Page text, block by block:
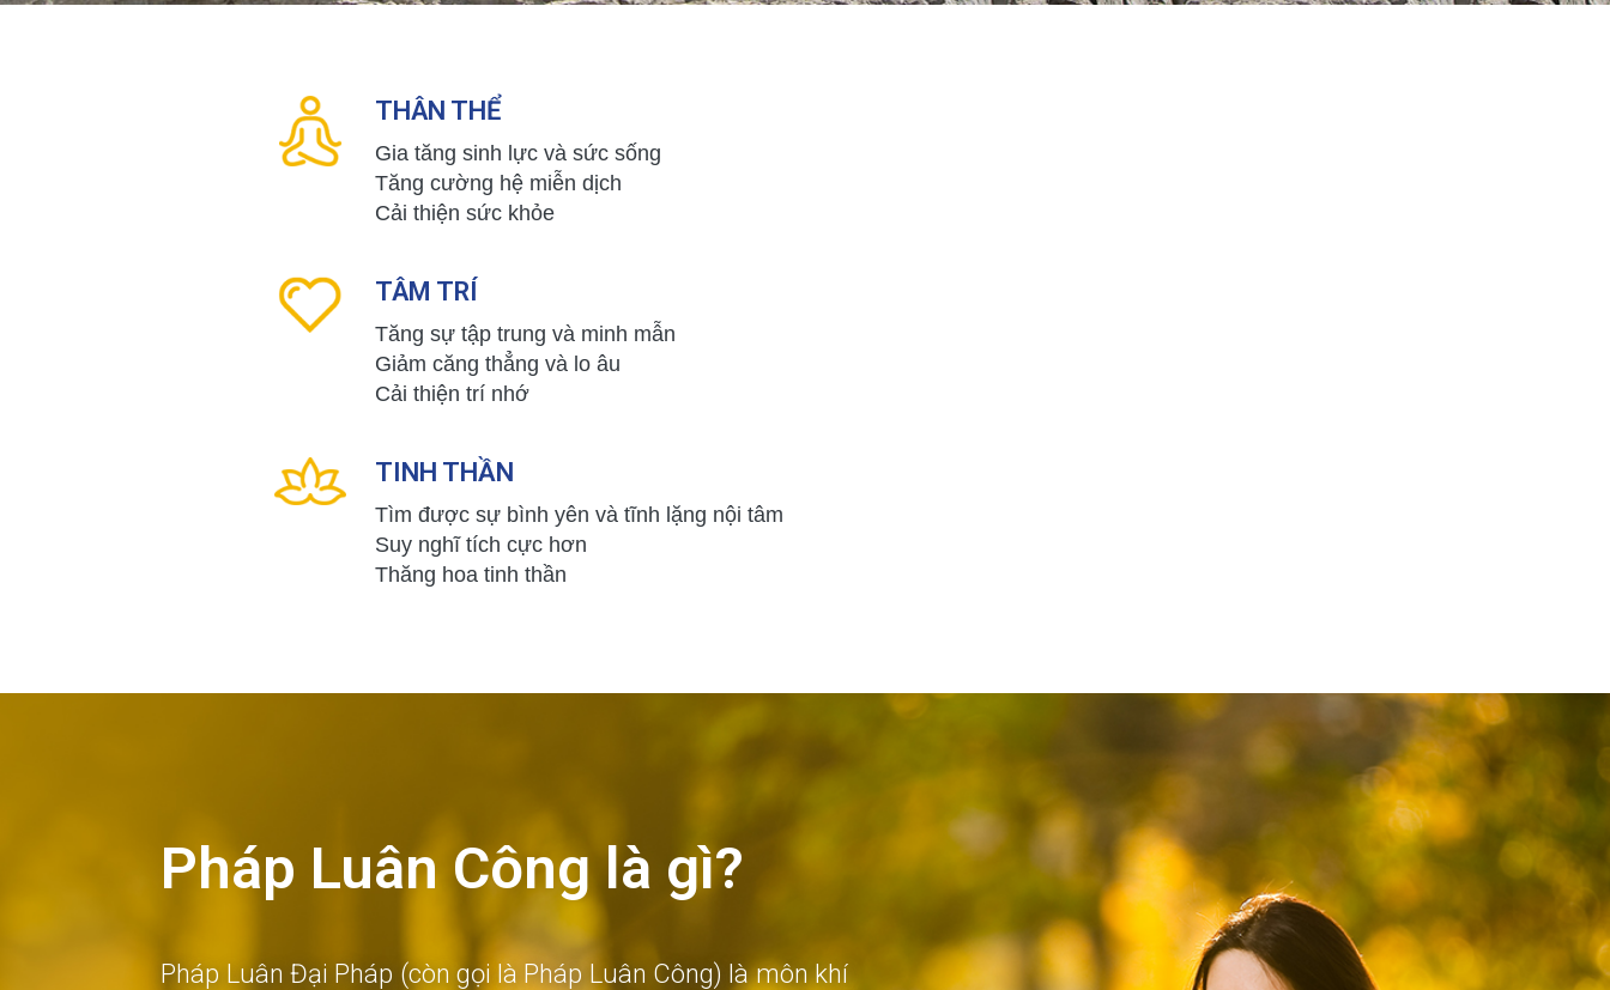
THÂN THỂ
Gia tăng sinh lực và sức sống
Tăng cường hệ miễn dịch
Cải thiện sức khỏe
TÂM TRÍ
Tăng sự tập trung và minh mẫn
Giảm căng thẳng và lo âu
Cải thiện trí nhớ
TINH THẦN
Tìm được sự bình yên và tĩnh lặng nội tâm
Suy nghĩ tích cực hơn
Thăng hoa tinh thần
Pháp Luân Công là gì?
Pháp Luân Đại Pháp (còn gọi là Pháp Luân Công) là môn khí